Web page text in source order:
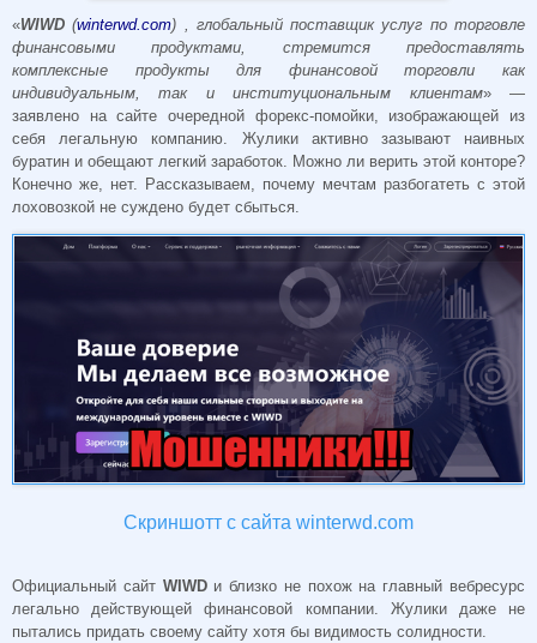
«WIWD (winterwd.com) , глобальный поставщик услуг по торговле
финансовыми продуктами, стремится предоставлять
комплексные продукты для финансовой торговли как
индивидуальным, так и институциональным клиентам» —
заявлено на сайте очередной форекс-помойки, изображающей из
себя легальную компанию. Жулики активно зазывают наивных
буратин и обещают легкий заработок. Можно ли верить этой конторе?
Конечно же, нет. Рассказываем, почему мечтам разбогатеть с этой
лоховозкой не суждено будет сбыться.
Скриншотт с сайта winterwd.com
Официальный сайт WIWD и близко не похож на главный вебресурс
легально действующей финансовой компании. Жулики даже не
пытались придать своему сайту хотя бы видимость солидности.